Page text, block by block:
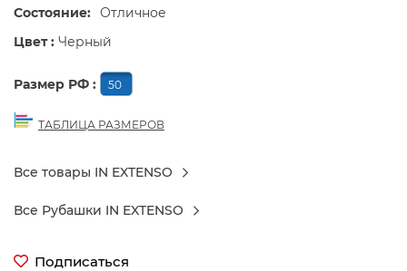
Состояние: Отличное
Цвет : Черный
Размер РФ : 50
ТАБЛИЦА РАЗМЕРОВ
Все товары IN EXTENSO
Все Рубашки IN EXTENSO
Подписаться